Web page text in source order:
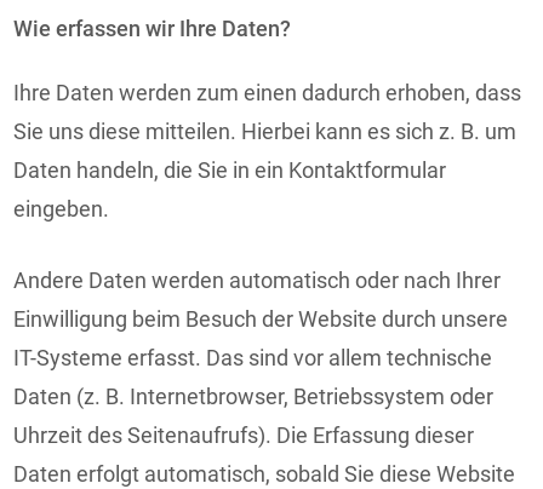
Wie erfassen wir Ihre Daten?
Ihre Daten werden zum einen dadurch erhoben, dass
Sie uns diese mitteilen. Hierbei kann es sich z. B. um
Daten handeln, die Sie in ein Kontaktformular
eingeben.
Andere Daten werden automatisch oder nach Ihrer
Einwilligung beim Besuch der Website durch unsere
IT-Systeme erfasst. Das sind vor allem technische
Daten (z. B. Internetbrowser, Betriebssystem oder
Uhrzeit des Seitenaufrufs). Die Erfassung dieser
Daten erfolgt automatisch, sobald Sie diese Website